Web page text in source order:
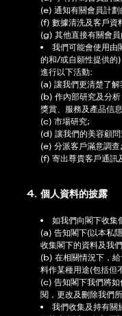
(e) 通知有關會員計
(f) 數據清洗及客戶資
(g) 其他直接有關會員
我們可能會使用由
的和/或自願性提供的
進行以下活動:
(a) 讓我們更清楚了
(b) 作內部研究及分
獎賞、服務及產品信
(c) 市場研究;
(d) 讓我們的美容顧
(e) 分派客戶滿意調查
(f) 寄出尊貴客戶通訊
4. 個人資料的披露
如我們向閣下收集
(a) 告知閣下(以本私
收集閣下的資料及我
(b) 在相關情況下，
料作某種用途(包括但
(c) 告知閣下我們將
閱，更改及刪除我們
我們收集及持有關